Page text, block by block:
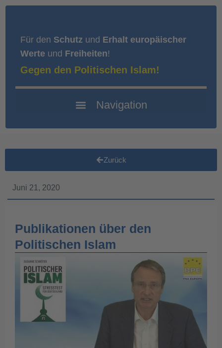
Für den Schutz und Erhalt europäischer
Werte und Freiheiten!
Gegen den Politischen Islam!
Zurück
Juni 21, 2020
Publikationen über den
Politischen Islam